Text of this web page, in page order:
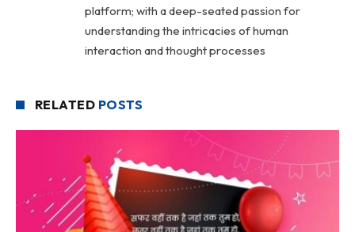
platform; with a deep-seated passion for
understanding the intricacies of human
interaction and thought processes
RELATED POSTS